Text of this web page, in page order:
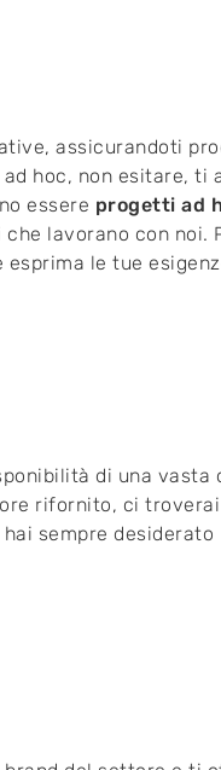
assicurandoti
hoc, non esitare, ti
essere progetti ad
lavorano con noi.
le tue
di una
rifornito, ci
sempre desiderato